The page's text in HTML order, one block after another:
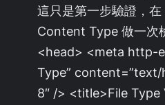
這只是第一步驗證，
Content Type 做一次
<head> <meta http-
Type”
8″ /> <title>File Type